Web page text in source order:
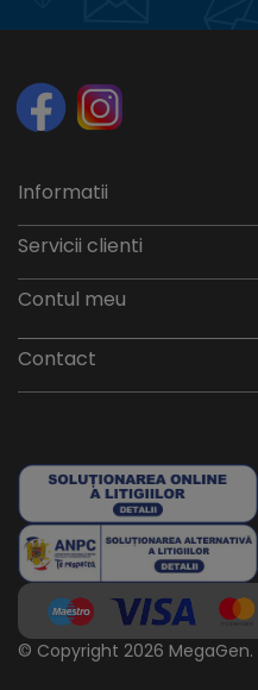
Informatii
Servicii clienti
Contul meu
Contact
© Copyright 2026 MegaGen.